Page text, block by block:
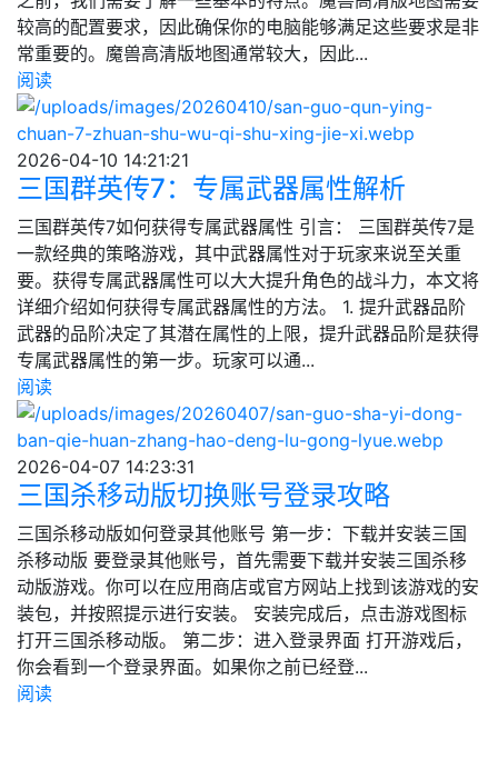
较高的配置要求，因此确保你的电脑能够满足这些要求是非
常重要的。魔兽高清版地图通常较大，因此...
阅读
2026-04-10 14:21:21
三国群英传7：专属武器属性解析
三国群英传7如何获得专属武器属性 引言： 三国群英传7是
一款经典的策略游戏，其中武器属性对于玩家来说至关重
要。获得专属武器属性可以大大提升角色的战斗力，本文将
详细介绍如何获得专属武器属性的方法。 1. 提升武器品阶
武器的品阶决定了其潜在属性的上限，提升武器品阶是获得
专属武器属性的第一步。玩家可以通...
阅读
2026-04-07 14:23:31
三国杀移动版切换账号登录攻略
三国杀移动版如何登录其他账号 第一步：下载并安装三国
杀移动版 要登录其他账号，首先需要下载并安装三国杀移
动版游戏。你可以在应用商店或官方网站上找到该游戏的安
装包，并按照提示进行安装。 安装完成后，点击游戏图标
打开三国杀移动版。 第二步：进入登录界面 打开游戏后，
你会看到一个登录界面。如果你之前已经登...
阅读